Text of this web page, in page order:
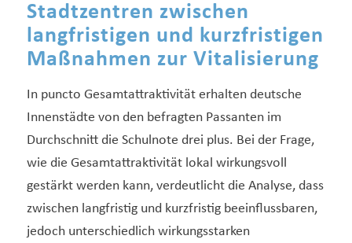
Stadtzentren zwischen
langfristigen und kurzfristigen
Maßnahmen zur Vitalisierung
In puncto Gesamtattraktivität erhalten deutsche
Innenstädte von den befragten Passanten im
Durchschnitt die Schulnote drei plus. Bei der Frage,
wie die Gesamtattraktivität lokal wirkungsvoll
gestärkt werden kann, verdeutlicht die Analyse, dass
zwischen langfristig und kurzfristig beeinflussbaren,
jedoch unterschiedlich wirkungsstarken